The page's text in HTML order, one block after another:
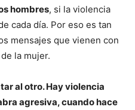
hombres, si la violencia
cada día. Por eso es tan
mensajes que vienen con
la mujer.
al otro. Hay violencia
agresiva, cuando hace